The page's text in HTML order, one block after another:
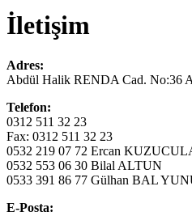
İletişim
Adres:
Abdül Halik RENDA Cad. No:36
Telefon:
0312 511 32 23
Fax: 0312 511 32 23
0532 219 07 72 Ercan
0532 553 06 30 Bilal ALTUN
0533 391 86 77 Gülhan BAL
E-Posta: